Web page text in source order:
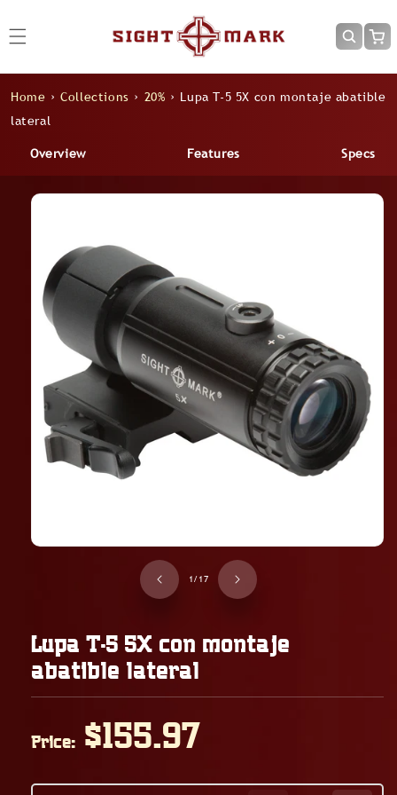
al contenido
Carrito
Home › Collections › 20% › Lupa T-5 5X con montaje abatible
lateral
Overview Features Specs
directamente
1/de
17
Lupa T-5 5X con montaje
abatible lateral
Price: Precio
habitual
$155.97